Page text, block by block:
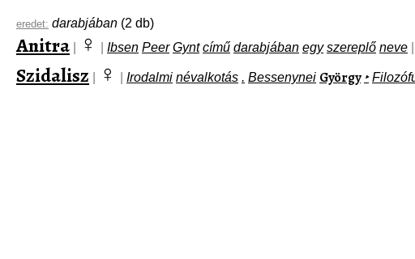
eredet: darabjában (2 db)
Anitra ♀ Ibsen Peer Gynt című darabjában egy szereplő neve
Szidalisz ♀ Irodalmi névalkotás . Bessenynei György ‣